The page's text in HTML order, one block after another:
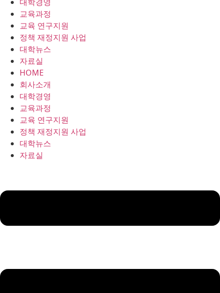
교육과정
교육 연구지원
정책 재정지원 사업
대학뉴스
자료실
HOME
회사소개
대학경영
교육과정
교육 연구지원
정책 재정지원 사업
대학뉴스
자료실